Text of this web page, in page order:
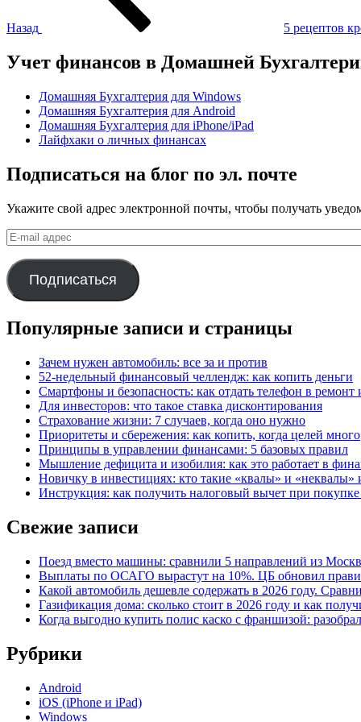
Назад 5 рецептов
Учет финансов в Домашней
Домашняя Бухгалтерия для Windows
Домашняя Бухгалтерия для Android
Домашняя Бухгалтерия для iPhone/iPad
Лайфхаки о личных финансах
Подписаться на блог по эл. почте
Укажите свой адрес электронной почты, чтобы получать
E-
mail
адрес
Подписаться
Популярные записи и страницы
Зачем нужен автомобиль: все за и против
52-недельный финансовый челлендж: как копить деньги
Смартфоны и безопасность: как отдать телефон в ремонт
Для инвесторов: что такое ставка дисконтирования
Страхование жизни: 7 случаев, когда оно нужно
Приоритеты и сбережения: как копить, когда целей много
Принципы в управлении финансами: 5 базовых правил
Мышление дефицита и изобилия: как это работает в
Новичку в инвестициях: кто такие «квалы» и «неквалы»
Инструкция: как получить налоговый вычет при
Свежие записи
Поезд вместо машины: сравнили 5 направлений из
Выплаты по ОСАГО вырастут на 10%. ЦБ обновил
Какой автомобиль дешевле содержать в 2026 году.
Газификация дома: сколько стоит в 2026 году и как
Когда выгодно купить полис каско с франшизой:
Рубрики
Android
iOS (iPhone и iPad)
Windows